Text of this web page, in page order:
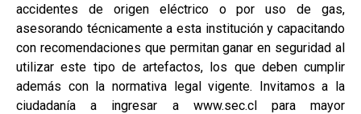
accidentes de origen eléctrico o por uso de gas,
asesorando técnicamente a esta institución y capacitando
con recomendaciones que permitan ganar en seguridad al
utilizar este tipo de artefactos, los que deben cumplir
además con la normativa legal vigente. Invitamos a la
ciudadanía a ingresar a www.sec.cl para mayor